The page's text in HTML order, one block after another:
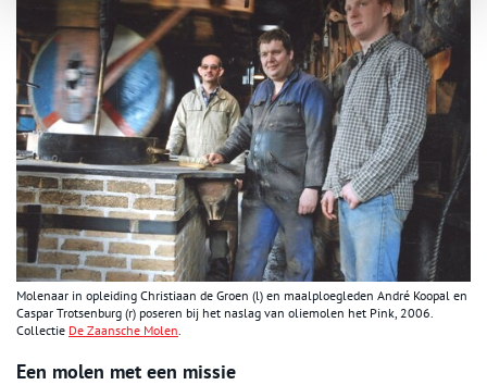
Molenaar in opleiding Christiaan de Groen (l) en maalploegleden André Koopal en
Caspar Trotsenburg (r) poseren bij het naslag van oliemolen het Pink, 2006.
Collectie De Zaansche Molen
Een molen met een missie